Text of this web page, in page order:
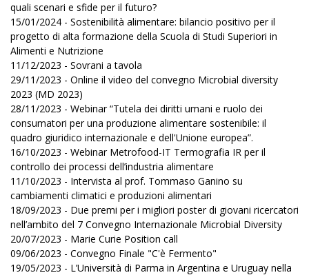
quali scenari e sfide per il futuro?
15/01/2024 - Sostenibilità alimentare: bilancio positivo per il
progetto di alta formazione della Scuola di Studi Superiori in
Alimenti e Nutrizione
11/12/2023 - Sovrani a tavola
29/11/2023 - Online il video del convegno Microbial diversity
2023 (MD 2023)
28/11/2023 - Webinar “Tutela dei diritti umani e ruolo dei
consumatori per una produzione alimentare sostenibile: il
quadro giuridico internazionale e dell'Unione europea”.
16/10/2023 - Webinar Metrofood-IT Termografia IR per il
controllo dei processi dell’industria alimentare
11/10/2023 - Intervista al prof. Tommaso Ganino su
cambiamenti climatici e produzioni alimentari
18/09/2023 - Due premi per i migliori poster di giovani ricercatori
nell’ambito del 7 Convegno Internazionale Microbial Diversity
20/07/2023 - Marie Curie Position call
09/06/2023 - Convegno Finale "C'è Fermento"
19/05/2023 - L’Università di Parma in Argentina e Uruguay nella